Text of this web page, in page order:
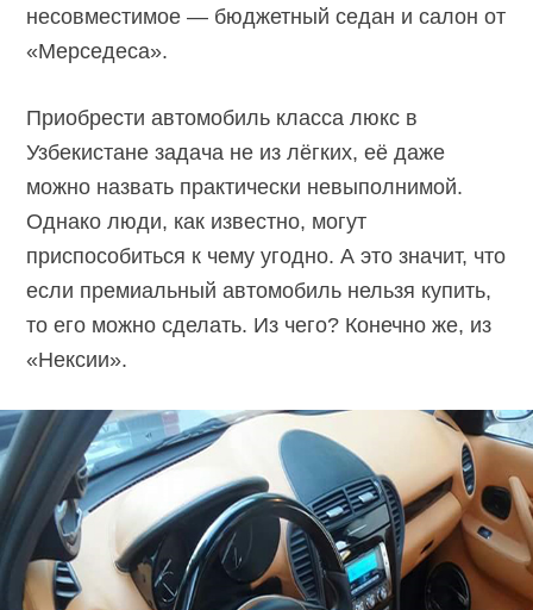
несовместимое — бюджетный седан и салон от
«Мерседеса».
Приобрести автомобиль класса люкс в
Узбекистане задача не из лёгких, её даже
можно назвать практически невыполнимой.
Однако люди, как известно, могут
приспособиться к чему угодно. А это значит, что
если премиальный автомобиль нельзя купить,
то его можно сделать. Из чего? Конечно же, из
«Нексии».